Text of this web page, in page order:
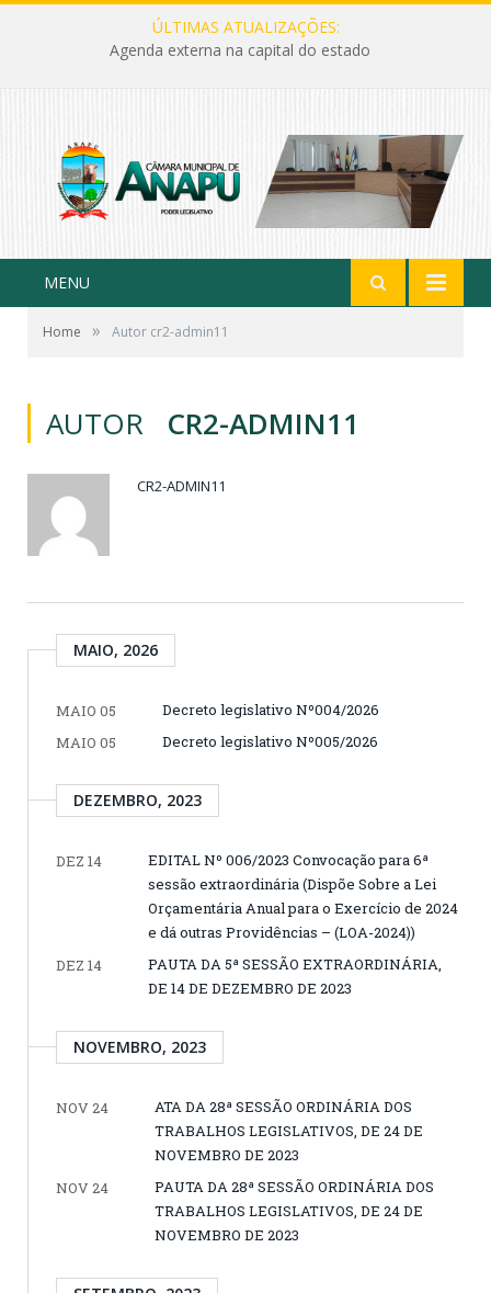
ÚLTIMAS ATUALIZAÇÕES:
Agenda externa na capital do estado
MENU
Home » Autor cr2-admin11
AUTOR CR2-ADMIN11
CR2-ADMIN11
MAIO, 2026
MAIO 05
Decreto legislativo Nº004/2026
MAIO 05
Decreto legislativo Nº005/2026
DEZEMBRO, 2023
DEZ 14
EDITAL Nº 006/2023 Convocação para 6ª
sessão extraordinária (Dispõe Sobre a Lei
Orçamentária Anual para o Exercício de 2024
e dá outras Providências – (LOA-2024))
DEZ 14
PAUTA DA 5ª SESSÃO EXTRAORDINÁRIA,
DE 14 DE DEZEMBRO DE 2023
NOVEMBRO, 2023
NOV 24
ATA DA 28ª SESSÃO ORDINÁRIA DOS
TRABALHOS LEGISLATIVOS, DE 24 DE
NOVEMBRO DE 2023
NOV 24
PAUTA DA 28ª SESSÃO ORDINÁRIA DOS
TRABALHOS LEGISLATIVOS, DE 24 DE
NOVEMBRO DE 2023